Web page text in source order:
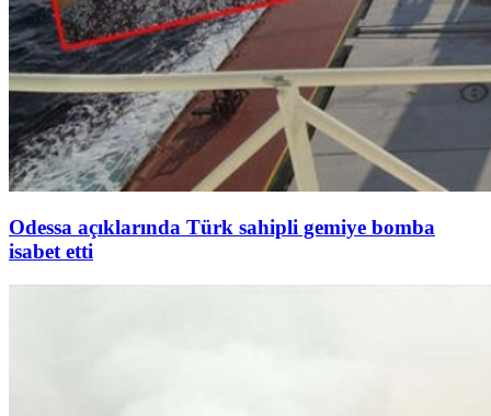
Odessa açıklarında Türk sahipli gemiye bomba
isabet etti